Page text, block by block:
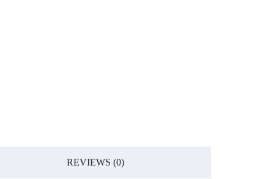
REVIEWS (0)